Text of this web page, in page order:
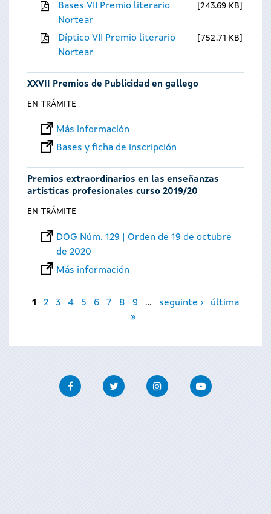
Bases VII Premio literario
Nortear
243.69 KB
Díptico VII Premio literario
Nortear
752.71 KB
XXVII Premios de Publicidad en gallego
EN TRÁMITE
Más información
Bases y ficha de inscripción
Premios extraordinarios en las enseñanzas
artísticas profesionales curso 2019/20
EN TRÁMITE
DOG Núm. 129 | Orden de 19 de octubre
de 2020
Más información
Páginas
1 2 3 4 5 6 7 8 9 … seguinte ›
última
»
FacebookTwitter InstagramYoutube